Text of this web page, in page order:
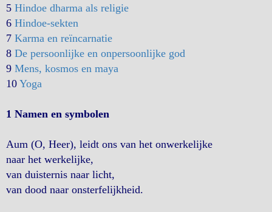
5 Hindoe dharma als religie
6 Hindoe-sekten
7 Karma en reïncarnatie
8 De persoonlijke en onpersoonlijke god
9 Mens, kosmos en maya
10 Yoga
1 Namen en symbolen
Aum (O, Heer), leidt ons van het onwerkelijke
naar het werkelijke,
van duisternis naar licht,
van dood naar onsterfelijkheid.